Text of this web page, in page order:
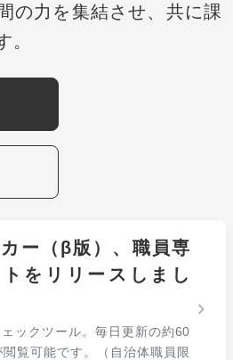
の力を集結させ、共に課
。
ー（β版）、職員専
をリリースしまし
ックツール。毎日更新の約60
覧可能です。（自治体職員限